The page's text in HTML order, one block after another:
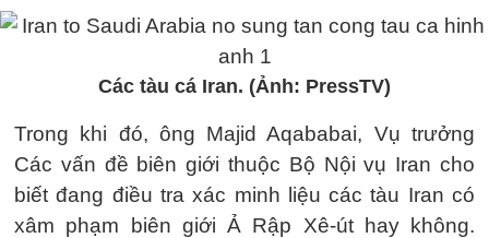
Các tàu cá Iran. (Ảnh: PressTV)
Trong khi đó, ông Majid Aqababai, Vụ trưởng
Các vấn đề biên giới thuộc Bộ Nội vụ Iran cho
biết đang điều tra xác minh liệu các tàu Iran có
xâm phạm biên giới Ả Rập Xê-út hay không.